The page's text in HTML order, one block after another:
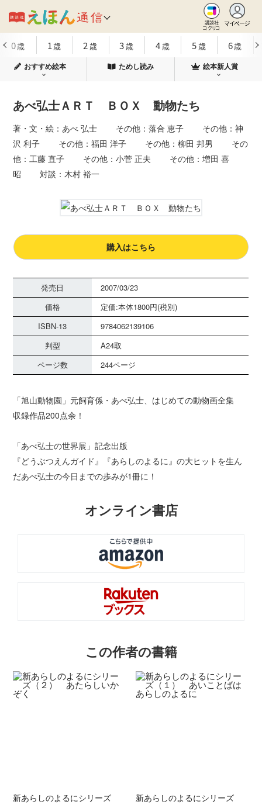
講談社
コクリコ
マイページ
0歳 1歳 2 歳 3歳 4歳 5歳 6歳
おすすめ絵本 ためし読み 絵本新人賞
あべ弘士ＡＲＴ ＢＯＸ 動物たち
著・文・絵：あべ 弘士 その他：落合 恵子 その他：神
沢 利子 その他：福田 洋子 その他：柳田 邦男 その
他：工藤 直子 その他：小菅 正夫 その他：増田 喜
昭 対談：木村 裕一
購入はこちら
発売日
2007/03/23
価格
定価:本体1800円(税別)
ISBN-13
9784062139106
判型
A24取
ページ数
244ページ
「旭山動物園」元飼育係・あべ弘士、はじめての動物画全集
収録作品200点余！
「あべ弘士の世界展」記念出版
『どうぶつえんガイド』『あらしのよるに』の大ヒットを生ん
だあべ弘士の今日までの歩みが1冊に！
オンライン書店
この作者の書籍
新あらしのよるにシリーズ
新あらしのよるにシリーズ